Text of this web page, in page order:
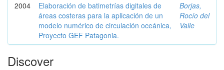
2004
Elaboración de batimetrías digitales de
áreas costeras para la aplicación de un
modelo numérico de circulación oceánica,
Proyecto GEF Patagonia.
Borjas,
Rocío del
Valle
Discover